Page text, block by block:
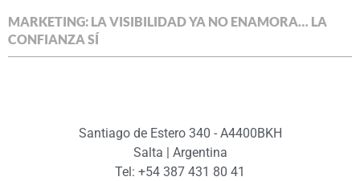
MARKETING: LA VISIBILIDAD YA NO ENAMORA… LA
CONFIANZA SÍ
Santiago de Estero 340 - A4400BKH
Salta | Argentina
Tel: +54 387 431 80 41